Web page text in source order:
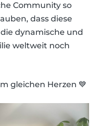
Community so
dass diese
dynamische und
weltweit noch
gleichen Herzen 💙